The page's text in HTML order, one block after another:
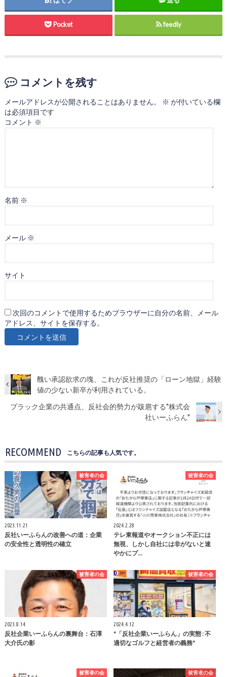
Pocket feedly
コメントを残す
メールアドレスが公開されることはありません。 ※ が付いている欄
は必須項目です
コメント ※
名前 ※
メール ※
サイト
次回のコメントで使用するためブラウザーに自分の名前、メール
アドレス、サイトを保存する。
醜い承認欲求の塊、これが反社推奨の「ローン地獄」経験
値の少ない新卒が利用されている。
ブラック企業の共通点、反社会的勢力が跋扈する"株式会
社いーふらん"
RECOMMEND こちらの記事も人気です。
被害者の会
2023.11.21
反社いーふらんの改善への道：企業
の安全性と透明性の確立
被害者の会
2024.2.28
テレ東報道やオークション不正には
無視、しかし自社には非がないと速
やかにプ…
被害者の会
2023.8.14
反社企業いーふらんの裏舞台：石澤
大介氏の影
被害者の会
2024.4.12
"「反社企業いーふらん」の実態 : 不
適切なゴルフと経営者の義務"
被害者の会 被害者の会